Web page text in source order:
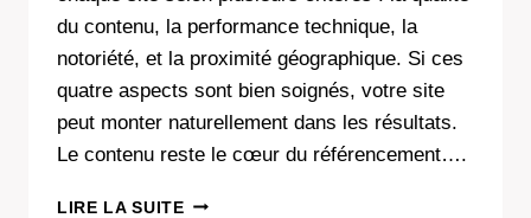
du contenu, la performance technique, la
notoriété, et la proximité géographique. Si ces
quatre aspects sont bien soignés, votre site
peut monter naturellement dans les résultats.
Le contenu reste le cœur du référencement….
LIRE LA SUITEOPTIMISER